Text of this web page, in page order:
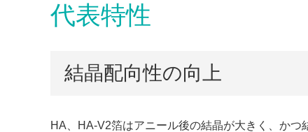
代表特性
結晶配向性の向上
HA、HA-V2箔はアニール後の結晶が大きく、か